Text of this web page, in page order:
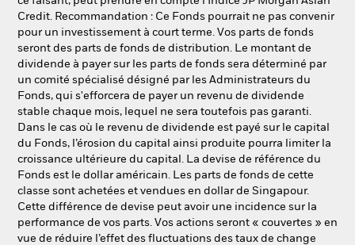
Credit. Recommandation : Ce Fonds pourrait ne pas convenir
pour un investissement à court terme. Vos parts de fonds
seront des parts de fonds de distribution. Le montant de
dividende à payer sur les parts de fonds sera déterminé par
un comité spécialisé désigné par les Administrateurs du
Fonds, qui s'efforcera de payer un revenu de dividende
stable chaque mois, lequel ne sera toutefois pas garanti.
Dans le cas où le revenu de dividende est payé sur le capital
du Fonds, l’érosion du capital ainsi produite pourra limiter la
croissance ultérieure du capital. La devise de référence du
Fonds est le dollar américain. Les parts de fonds de cette
classe sont achetées et vendues en dollar de Singapour.
Cette différence de devise peut avoir une incidence sur la
performance de vos parts. Vos actions seront « couvertes » en
vue de réduire l’effet des fluctuations des taux de change